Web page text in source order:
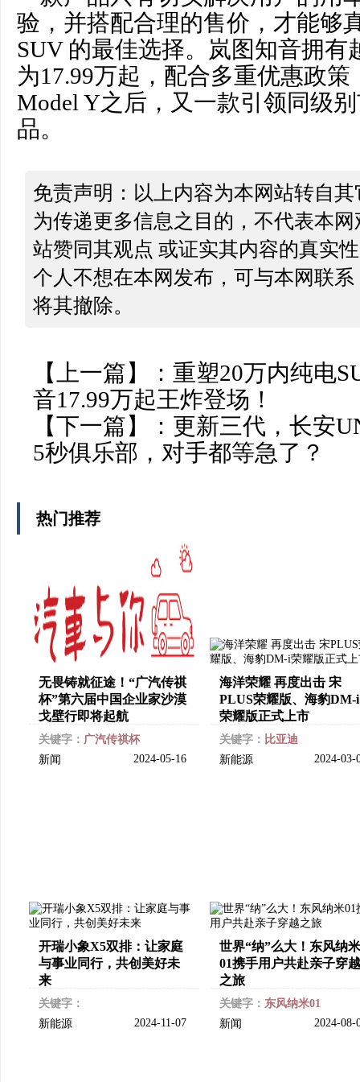
验，并搭配合理的售价，才能够
SUV 的最佳选择。岚图知音拥有
为17.99万起，配合多重优惠政
Model Y之后，又一款引领同级
品。
免责声明：以上内容为本网站转自
为传递更多信息之目的，不代表本
站赞同其观点 或证实其内容的真实
个人不想在本网发布，可与本网联
将其撤除。
【上一篇】： 重塑20万内纯电
音17.99万起王炸登场！
【下一篇】： 更新三代，长安
5秒俱乐部，对手都等急了？
热门推荐
无畏铸就征途！“广汽传祺
杯”第六届中国企业家沙漠
戈壁行即将起航
关键字： 广汽传祺杯
新闻
2024-05-16
海洋荣耀 再度出击 宋
PLUS荣耀版、海豹DM-i
荣耀版正式上市
关键字： 比亚迪
新能源
2024-
开瑞小象X5双排：让家庭
与事业同行，共创美好未
来
关键字：
新能源
2024-11-07
世界“纳”么大！东风纳米
01携手用户共赴亲子穿越
之旅
关键字： 东风纳米01
新闻
2024-